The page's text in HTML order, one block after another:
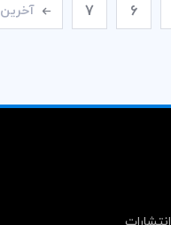
6
7 آخرین